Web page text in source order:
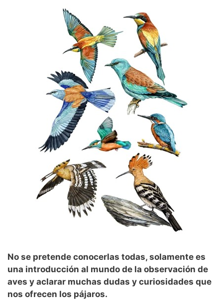
No se pretende conocerlas todas, solamente es
una introducción al mundo de la observación de
aves y aclarar muchas dudas y curiosidades que
nos ofrecen los pájaros.